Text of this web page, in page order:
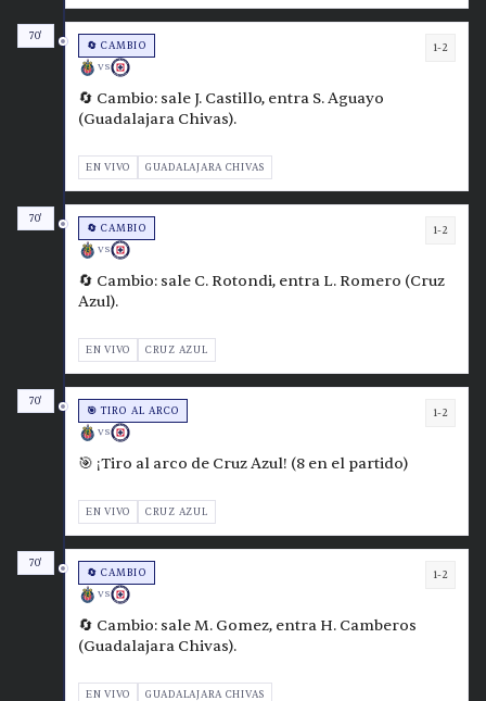
70'
🔄 CAMBIO
VS
1-2
🔄 Cambio: sale J. Castillo, entra S. Aguayo
(Guadalajara Chivas).
EN VIVO GUADALAJARA CHIVAS
70'
🔄 CAMBIO
VS
1-2
🔄 Cambio: sale C. Rotondi, entra L. Romero (Cruz
Azul).
EN VIVO CRUZ AZUL
70'
🎯 TIRO AL ARCO
VS
1-2
🎯 ¡Tiro al arco de Cruz Azul! (8 en el partido)
EN VIVO CRUZ AZUL
70'
🔄 CAMBIO
VS
1-2
🔄 Cambio: sale M. Gomez, entra H. Camberos
(Guadalajara Chivas).
EN VIVO GUADALAJARA CHIVAS